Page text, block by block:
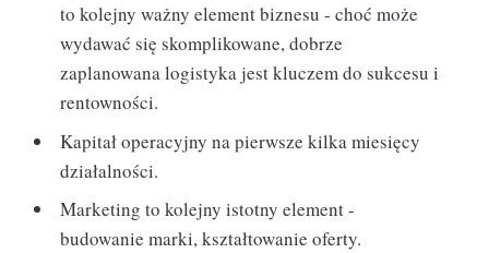
to kolejny ważny element biznesu - choć może
wydawać się skomplikowane, dobrze
zaplanowana logistyka jest kluczem do sukcesu i
rentowności.
Kapitał operacyjny na pierwsze kilka miesięcy
działalności.
Marketing to kolejny istotny element -
budowanie marki, kształtowanie oferty.